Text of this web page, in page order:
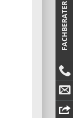
FACHBERATER